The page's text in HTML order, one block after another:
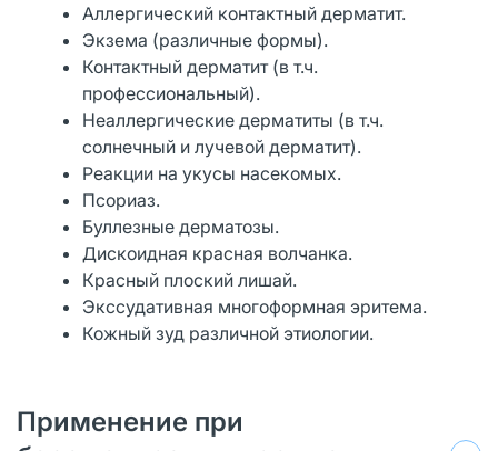
Аллергический контактный дерматит.
Экзема (различные формы).
Контактный дерматит (в т.ч.
профессиональный).
Неаллергические дерматиты (в т.ч.
солнечный и лучевой дерматит).
Реакции на укусы насекомых.
Псориаз.
Буллезные дерматозы.
Дискоидная красная волчанка.
Красный плоский лишай.
Экссудативная многоформная эритема.
Кожный зуд различной этиологии.
Применение при